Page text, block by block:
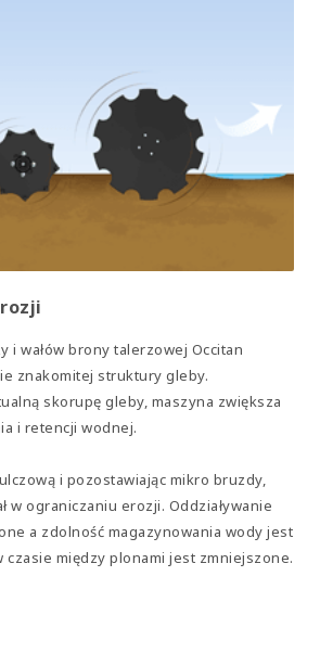
i wałów brony talerzowej Occitan
znakomitej struktury gleby.
skorupę gleby, maszyna zwiększa
i retencji wodnej.
i pozostawiając mikro bruzdy,
w ograniczaniu erozji. Oddziaływanie
a zdolność magazynowania wody jest
czasie między plonami jest zmniejszone.